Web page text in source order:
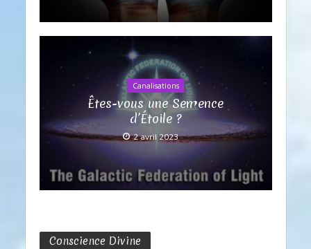
Canalisations
Êtes-vous une Semence
d’Étoile ?
2 avril 2023
Conscience Divine